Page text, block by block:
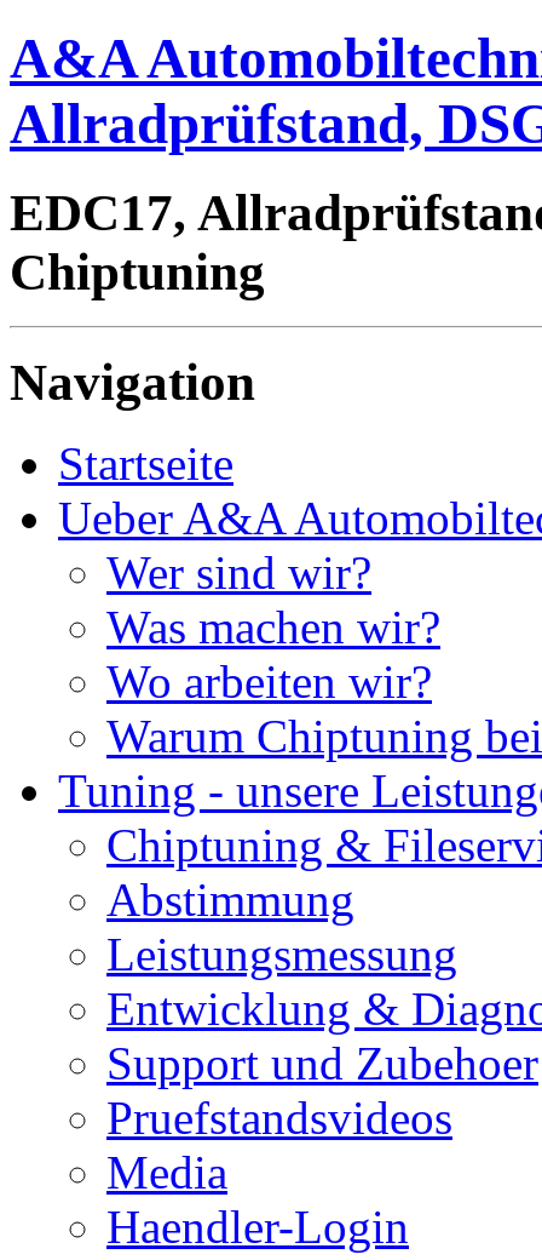
A&A
Allradprüfstand,
EDC17,
Chiptuning
Navigation
Startseite
Ueber A&A
Wer sind wir?
Was machen wir?
Wo arbeiten wir?
Warum Chiptuning
Tuning - unsere
Chiptuning &
Abstimmung
Leistungsmessung
Entwicklung &
Support und Zubehoer
Pruefstandsvideos
Media
Haendler-Login